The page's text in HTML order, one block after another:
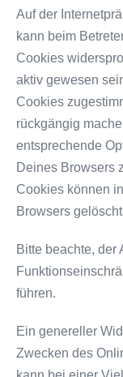
Auf der
kann beim
Cookies
aktiv gewesen
Cookies
rückgängig
entsprechende
Deines Browsers
Cookies können
Browsers
Bitte beachte, der
führen.
Ein genereller
Zwecken des